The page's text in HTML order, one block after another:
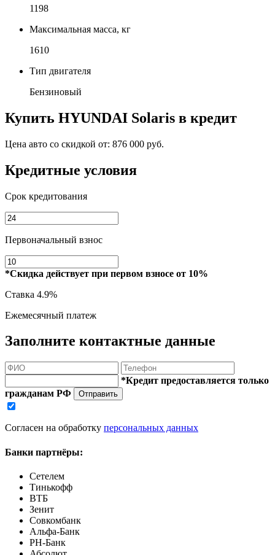
1198
Максимальная масса, кг
1610
Тип двигателя
Бензиновый
Купить HYUNDAI Solaris в кредит
Цена авто со скидкой от: 876 000 руб.
Кредитные условия
Срок кредитования
Первоначальный взнос
*Скидка действует при первом взносе от 10%
Ставка 4.9%
Ежемесячный платеж
Заполните контактные данные
*Кредит предоставляется только
гражданам РФ
Отправить
Согласен на обработку персональных данных
Банки партнёры:
Сетелем
Тинькофф
ВТБ
Зенит
Совкомбанк
Альфа-Банк
РН-Банк